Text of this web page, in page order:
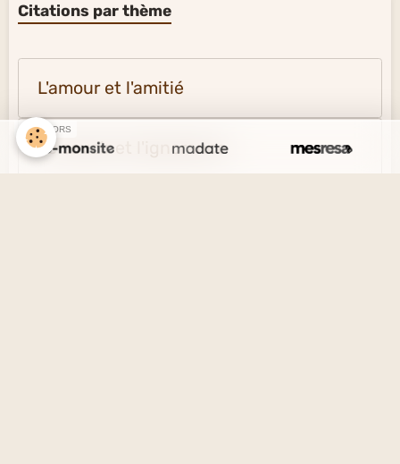
Citations par thème
L'amour et l'amitié
Le savoir et l'ignorance
SPONSORS